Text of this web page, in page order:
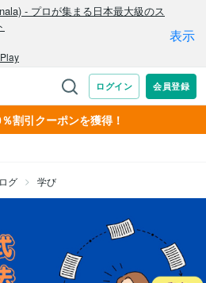
割引クーポンを獲得！
グ 学び